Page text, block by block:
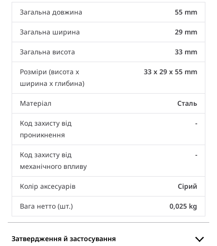
Загальна довжина 55 mm
Загальна ширина 29 mm
Загальна висота 33 mm
Розміри (висота x
ширина x глибина)
33 x 29 x 55 mm
Матеріал Сталь
Код захисту від
проникнення
-
Код захисту від
механічного впливу
-
Колір аксесуарів Сірий
Вага нетто (шт.) 0,025 kg
Затвердження й застосування